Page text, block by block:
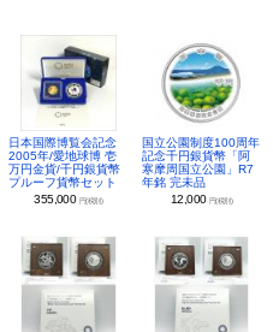
日本国際博覧会記念
2005年/愛地球博 壱
万円金貨/千円銀貨幣
プルーフ貨幣セット
355,000 円(税別)
国立公園制度100周年
記念千円銀貨幣「阿
寒摩周国立公園」R7
年銘 完未品
12,000 円(税別)